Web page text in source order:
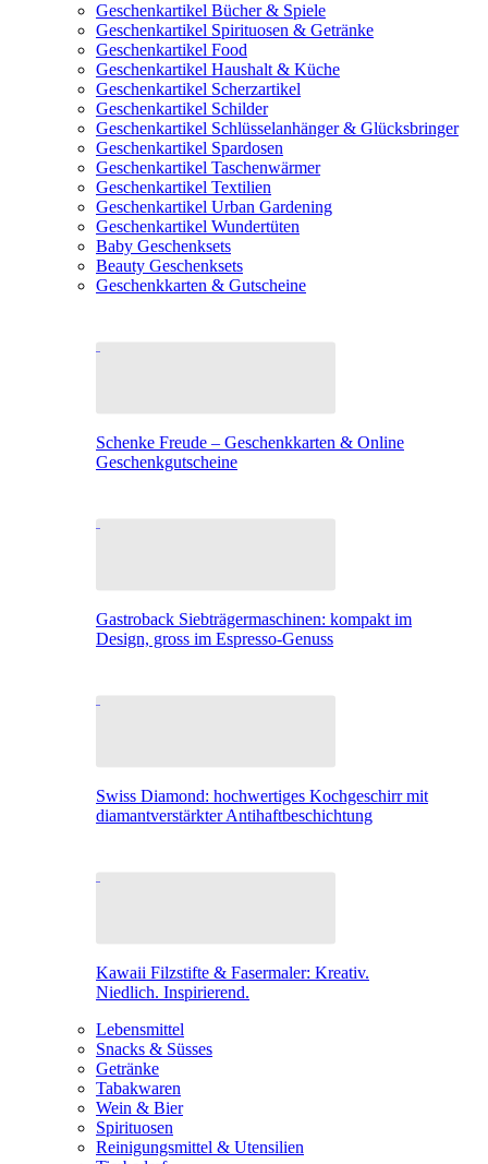
Geschenkartikel Bücher & Spiele
Geschenkartikel Spirituosen & Getränke
Geschenkartikel Food
Geschenkartikel Haushalt & Küche
Geschenkartikel Scherzartikel
Geschenkartikel Schilder
Geschenkartikel Schlüsselanhänger & Glücksbringer
Geschenkartikel Spardosen
Geschenkartikel Taschenwärmer
Geschenkartikel Textilien
Geschenkartikel Urban Gardening
Geschenkartikel Wundertüten
Baby Geschenksets
Beauty Geschenksets
Geschenkkarten & Gutscheine
Schenke Freude – Geschenkkarten & Online
Geschenkgutscheine
Gastroback Siebträgermaschinen: kompakt im
Design, gross im Espresso-Genuss
Swiss Diamond: hochwertiges Kochgeschirr mit
diamantverstärkter Antihaftbeschichtung
Kawaii Filzstifte & Fasermaler: Kreativ.
Niedlich. Inspirierend.
Lebensmittel
Snacks & Süsses
Getränke
Tabakwaren
Wein & Bier
Spirituosen
Reinigungsmittel & Utensilien